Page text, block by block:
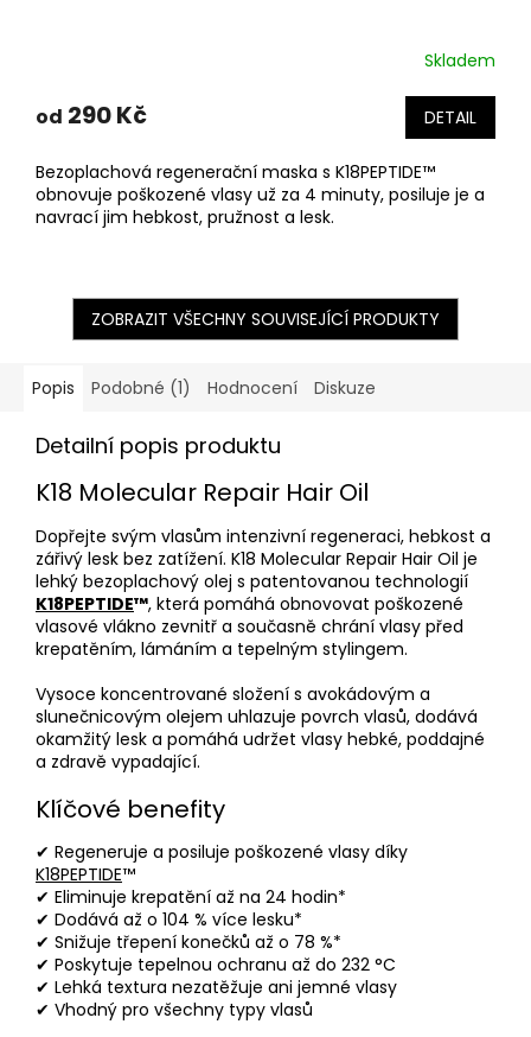
Skladem
od 290 Kč DETAIL
Bezoplachová regenerační maska s K18PEPTIDE™
obnovuje poškozené vlasy už za 4 minuty, posiluje je a
navrací jim hebkost, pružnost a lesk.
ZOBRAZIT VŠECHNY SOUVISEJÍCÍ PRODUKTY
Popis Podobné (1) Hodnocení Diskuze
Detailní popis produktu
K18 Molecular Repair Hair Oil
Dopřejte svým vlasům intenzivní regeneraci, hebkost a
zářivý lesk bez zatížení. K18 Molecular Repair Hair Oil je
lehký bezoplachový olej s patentovanou technologií
K18PEPTIDE™, která pomáhá obnovovat poškozené
vlasové vlákno zevnitř a současně chrání vlasy před
krepatěním, lámáním a tepelným stylingem.
Vysoce koncentrované složení s avokádovým a
slunečnicovým olejem uhlazuje povrch vlasů, dodává
okamžitý lesk a pomáhá udržet vlasy hebké, poddajné
a zdravě vypadající.
Klíčové benefity
✔ Regeneruje a posiluje poškozené vlasy díky
K18PEPTIDE™
✔ Eliminuje krepatění až na 24 hodin*
✔ Dodává až o 104 % více lesku*
✔ Snižuje třepení konečků až o 78 %*
✔ Poskytuje tepelnou ochranu až do 232 °C
✔ Lehká textura nezatěžuje ani jemné vlasy
✔ Vhodný pro všechny typy vlasů